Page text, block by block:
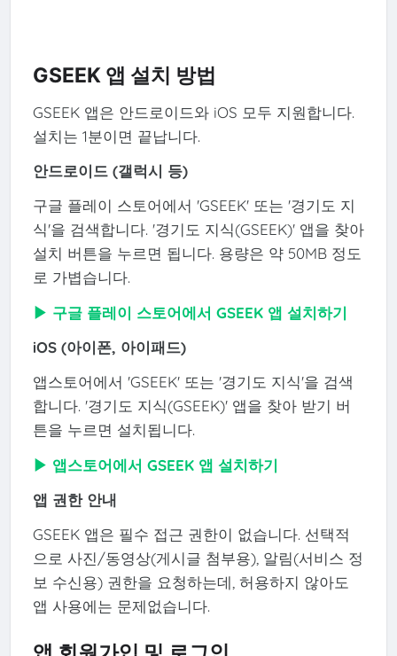
GSEEK 앱 설치 방법
GSEEK 앱은 안드로이드와 iOS 모두 지원합니다.
설치는 1분이면 끝납니다.
안드로이드 (갤럭시 등)
구글 플레이 스토어에서 'GSEEK' 또는 '경기도 지
식'을 검색합니다. '경기도 지식(GSEEK)' 앱을 찾아
설치 버튼을 누르면 됩니다. 용량은 약 50MB 정도
로 가볍습니다.
▶ 구글 플레이 스토어에서 GSEEK 앱 설치하기
iOS (아이폰, 아이패드)
앱스토어에서 'GSEEK' 또는 '경기도 지식'을 검색
합니다. '경기도 지식(GSEEK)' 앱을 찾아 받기 버
튼을 누르면 설치됩니다.
▶ 앱스토어에서 GSEEK 앱 설치하기
앱 권한 안내
GSEEK 앱은 필수 접근 권한이 없습니다. 선택적
으로 사진/동영상(게시글 첨부용), 알림(서비스 정
보 수신용) 권한을 요청하는데, 허용하지 않아도
앱 사용에는 문제없습니다.